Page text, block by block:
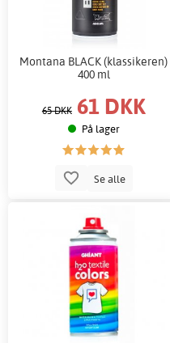
Montana BLACK (klassikeren)
400 ml
65 DKK 61 DKK
På lager
Se alle